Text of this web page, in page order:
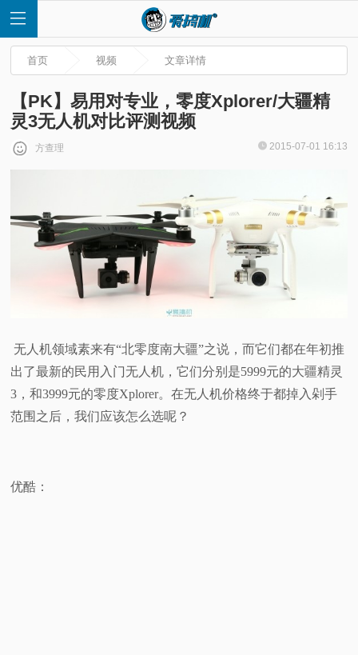
首
快
测
频
首页 视频 文章详情
【PK】易用对专业，零度Xplorer/大疆精
灵3无人机对比评测视频
方查理 2015-07-01 16:13
无人机领域素来有“北零度南大疆”之说，而它们都在年初推
出了最新的民用入门无人机，它们分别是5999元的大疆精灵
3，和3999元的零度Xplorer。在无人机价格终于都掉入剁手
范围之后，我们应该怎么选呢？
优酷：